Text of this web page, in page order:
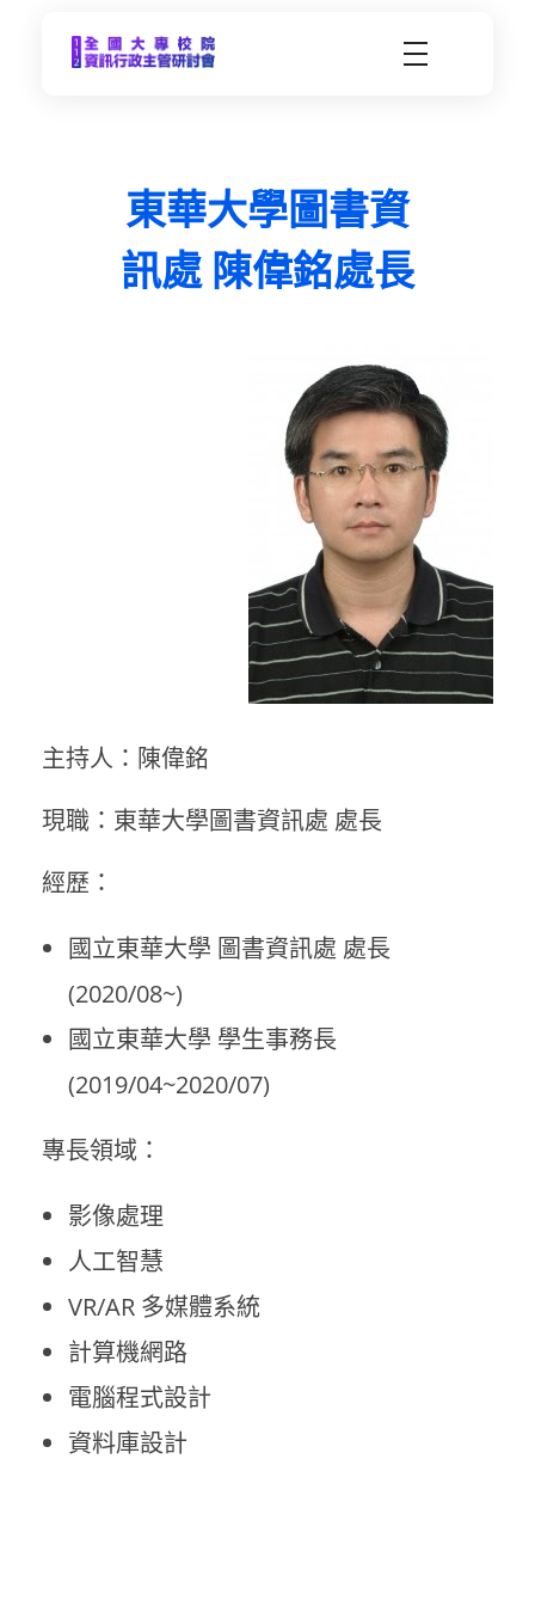
東華大學圖書資
訊處 陳偉銘處長
主持人：陳偉銘
現職：東華大學圖書資訊處 處長
經歷：
國立東華大學 圖書資訊處 處長
(2020/08~)
國立東華大學 學生事務長
(2019/04~2020/07)
專長領域：
影像處理
人工智慧
VR/AR 多媒體系統
計算機網路
電腦程式設計
資料庫設計